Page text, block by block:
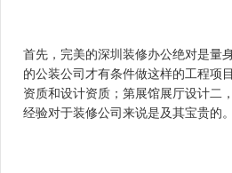
首先，完美的深圳装修办公绝对是
的公装公司才有条件做这样的工程项目
资质和设计资质；第展馆展厅设计二
经验对于装修公司来说是及其宝贵的